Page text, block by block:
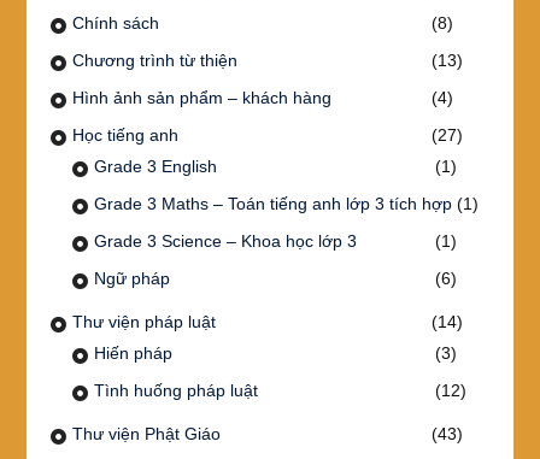
Chính sách
(8)
Chương trình từ thiện
(13)
Hình ảnh sản phẩm – khách hàng
(4)
Học tiếng anh
(27)
Grade 3 English
(1)
Grade 3 Maths – Toán tiếng anh lớp 3 tích hợp(1)
Grade 3 Science – Khoa học lớp 3
(1)
Ngữ pháp
(6)
Thư viện pháp luật
(14)
Hiến pháp
(3)
Tình huống pháp luật
(12)
Thư viện Phật Giáo
(43)